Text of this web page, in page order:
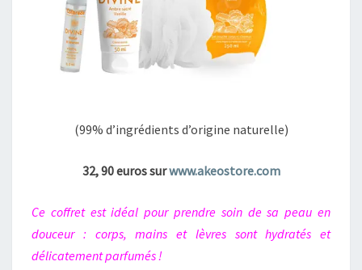
(99% d’ingrédients d’origine naturelle)
32, 90 euros surwww.akeostore.com
Ce coffret est idéal pour prendre soin de sa peau en
douceur : corps, mains et lèvres sont hydratés et
délicatement parfumés !